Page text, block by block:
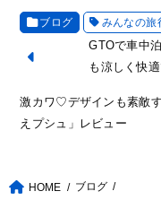
ブログ みんなの旅
GTOで車中
も涼しく快
激カワ♡デザインも素敵
えプシュ」レビュー
HOME
ブログ